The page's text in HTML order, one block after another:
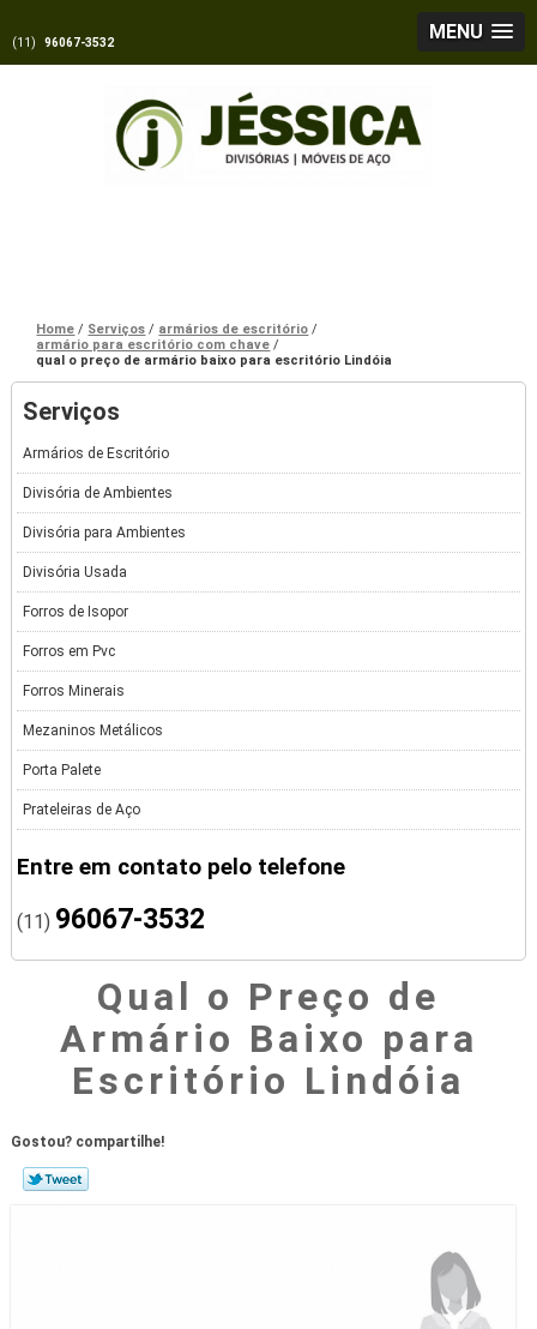
MENU
(11) 96067-3532
Home Serviços
armários de escritório
armário para escritório com chave
qual o preço de armário baixo para escritório Lindóia
Serviços
Armários de Escritório
Divisória de Ambientes
Divisória para Ambientes
Divisória Usada
Forros de Isopor
Forros em Pvc
Forros Minerais
Mezaninos Metálicos
Porta Palete
Prateleiras de Aço
Entre em contato pelo telefone
(11) 96067-3532
Qual o Preço de
Armário Baixo para
Escritório Lindóia
Gostou? compartilhe!